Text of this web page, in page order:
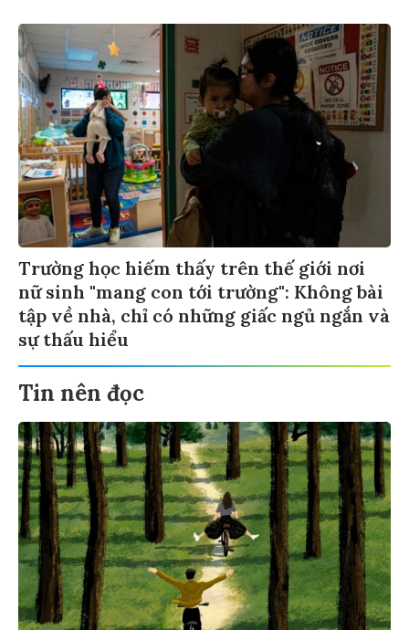
Trường học hiếm thấy trên thế giới nơi
nữ sinh "mang con tới trường": Không bài
tập về nhà, chỉ có những giấc ngủ ngắn và
sự thấu hiểu
Tin nên đọc